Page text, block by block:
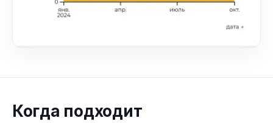
Когда подходит